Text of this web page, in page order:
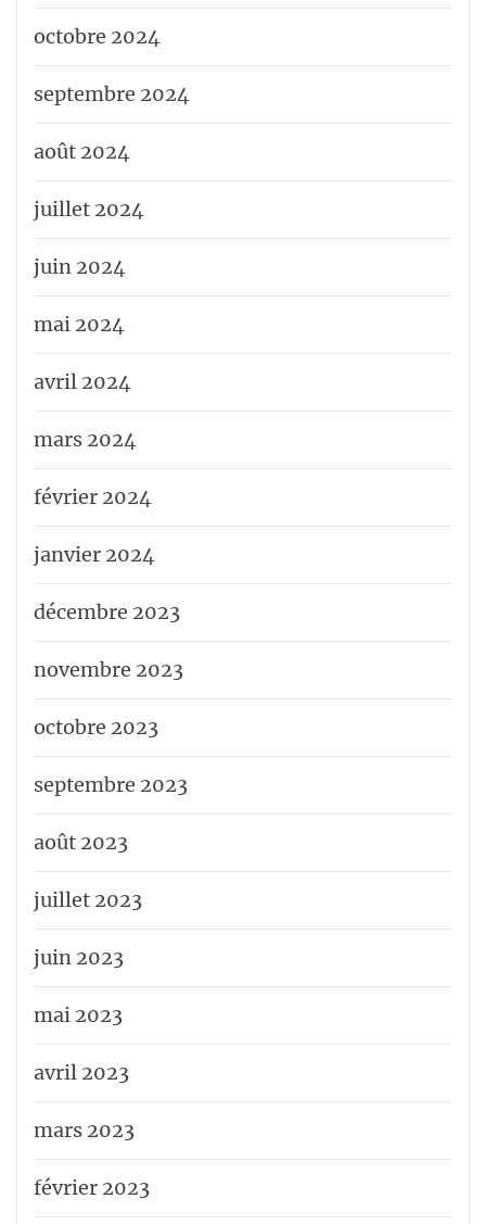
octobre 2024
septembre 2024
août 2024
juillet 2024
juin 2024
mai 2024
avril 2024
mars 2024
février 2024
janvier 2024
décembre 2023
novembre 2023
octobre 2023
septembre 2023
août 2023
juillet 2023
juin 2023
mai 2023
avril 2023
mars 2023
février 2023